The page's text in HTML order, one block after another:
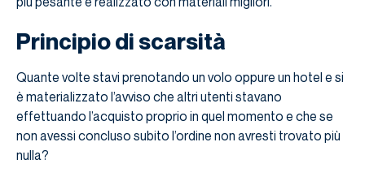
Principio di scarsità
Quante volte stavi prenotando un volo oppure un hotel e si
è materializzato l’avviso che altri utenti stavano
effettuando l’acquisto proprio in quel momento e che se
non avessi concluso subito l’ordine non avresti trovato più
nulla?